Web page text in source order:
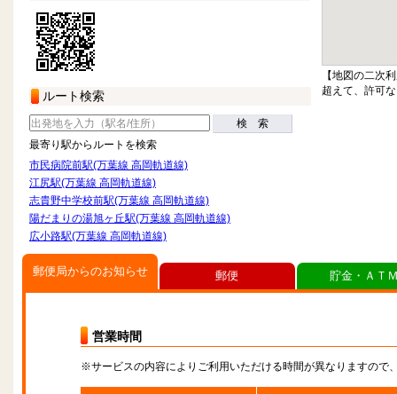
ルート検索
検 索
最寄り駅からルートを検索
市民病院前駅(万葉線 高岡軌道線)
江尻駅(万葉線 高岡軌道線)
志貴野中学校前駅(万葉線 高岡軌道線)
陽だまりの湯旭ヶ丘駅(万葉線 高岡軌道線)
広小路駅(万葉線 高岡軌道線)
【地図の二次
超えて、許可
郵便局からのお知らせ
営業時間
※サービスの内容によりご利用いただける時間が異なりますので
郵便 貯金・ＡＴ